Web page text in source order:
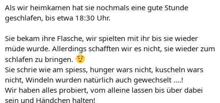
Als wir heimkamen hat sie nochmals eine gute Stunde
geschlafen, bis etwa 18:30 Uhr.
Sie bekam ihre Flasche, wir spielten mit ihr bis sie wieder
müde wurde. Allerdings schafften wir es nicht, sie wieder zum
schlafen zu bringen.
Sie schrie wie am spiess, hunger wars nicht, kuscheln wars
nicht, Windeln wurden natürlich auch gewechselt ....!
Wir haben alles probiert, vom alleine lassen bis über dabei
sein und Händchen halten!